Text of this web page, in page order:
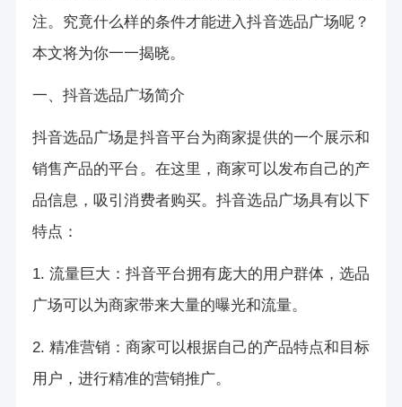
注。究竟什么样的条件才能进入抖音选品广场呢？
本文将为你一一揭晓。
一、抖音选品广场简介
抖音选品广场是抖音平台为商家提供的一个展示和
销售产品的平台。在这里，商家可以发布自己的产
品信息，吸引消费者购买。抖音选品广场具有以下
特点：
1. 流量巨大：抖音平台拥有庞大的用户群体，选品
广场可以为商家带来大量的曝光和流量。
2. 精准营销：商家可以根据自己的产品特点和目标
用户，进行精准的营销推广。